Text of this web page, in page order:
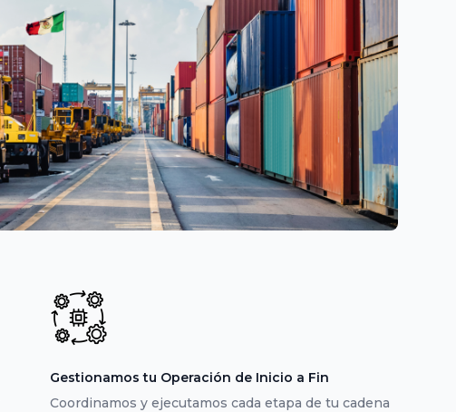
Gestionamos tu Operación de Inicio a Fin
Coordinamos y ejecutamos cada etapa de tu cadena